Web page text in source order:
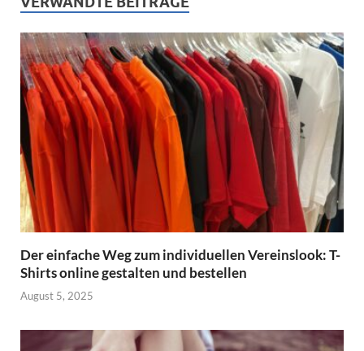
Der einfache Weg zum individuellen Vereinslook: T-
Shirts online gestalten und bestellen
August 5, 2025